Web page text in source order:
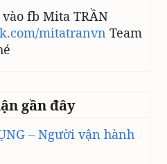
fb Mita TRẦN
mitatranvn Team
gần đây
– Người vận hành